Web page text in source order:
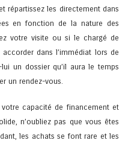
répartissez les directement dans
en fonction de la nature des
votre visite ou si le chargé de
dans l’immédiat lors de
un dossier qu’il aura le temps
un rendez-vous.
capacité de financement et
n’oubliez pas que vous êtes
les achats se font rare et les